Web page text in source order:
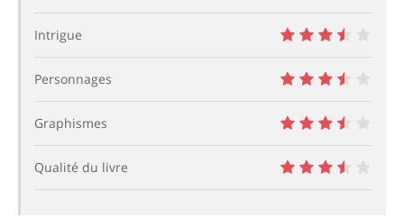
Intrigue
Personnages
Graphismes
Qualité du livre